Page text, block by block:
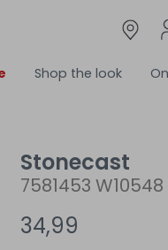
Shop the look
Stonecast
7581453
34,99